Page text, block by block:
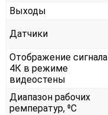
Выходы
Датчики
Отображение сигнала
4К в режиме
видеостены
Диапазон рабочих
ремператур, ⁰С